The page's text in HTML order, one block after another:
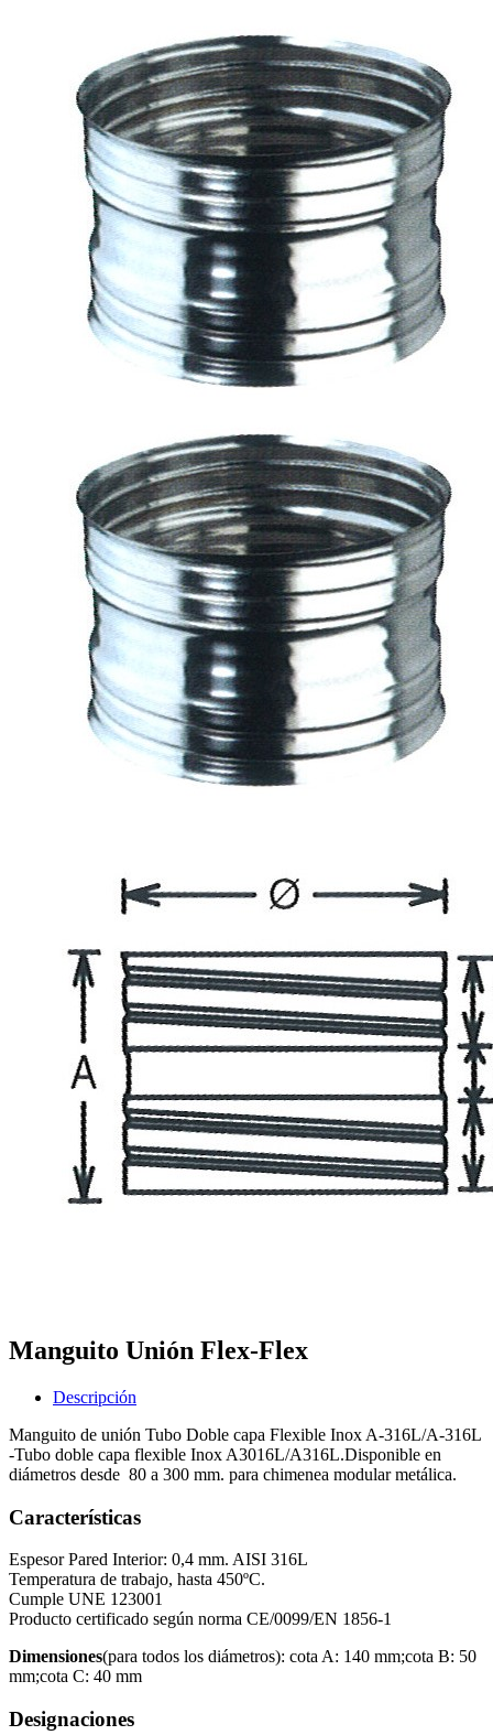
Manguito Unión Flex-Flex
Descripción
Manguito de unión Tubo Doble capa Flexible Inox A-316L/A-316L
-Tubo doble capa flexible Inox A3016L/A316L.Disponible en
diámetros desde 80 a 300 mm. para chimenea modular metálica.
Características
Espesor Pared Interior: 0,4 mm. AISI 316L
Temperatura de trabajo, hasta 450ºC.
Cumple UNE 123001
Producto certificado según norma CE/0099/EN 1856-1
Dimensiones(para todos los diámetros): cota A: 140 mm;cota B: 50
mm;cota C: 40 mm
Designaciones